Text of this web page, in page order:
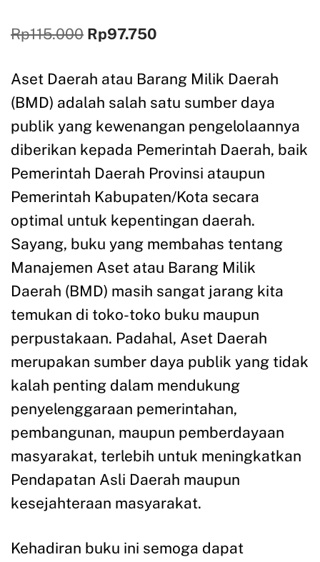
Rp115.000 Rp97.750
Aset Daerah atau Barang Milik Daerah
(BMD) adalah salah satu sumber daya
publik yang kewenangan pengelolaannya
diberikan kepada Pemerintah Daerah, baik
Pemerintah Daerah Provinsi ataupun
Pemerintah Kabupaten/Kota secara
optimal untuk kepentingan daerah.
Sayang, buku yang membahas tentang
Manajemen Aset atau Barang Milik
Daerah (BMD) masih sangat jarang kita
temukan di toko-toko buku maupun
perpustakaan. Padahal, Aset Daerah
merupakan sumber daya publik yang tidak
kalah penting dalam mendukung
penyelenggaraan pemerintahan,
pembangunan, maupun pemberdayaan
masyarakat, terlebih untuk meningkatkan
Pendapatan Asli Daerah maupun
kesejahteraan masyarakat.
Kehadiran buku ini semoga dapat